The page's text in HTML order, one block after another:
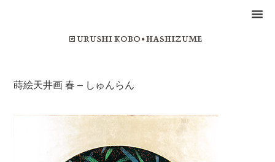
蒔絵天井画 春 – しゅんらん